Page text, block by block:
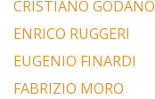
CRISTIANO GODANO
ENRICO RUGGERI
EUGENIO FINARDI
FABRIZIO MORO